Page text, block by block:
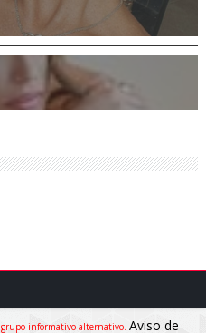
grupo informativo alternativo. Aviso de